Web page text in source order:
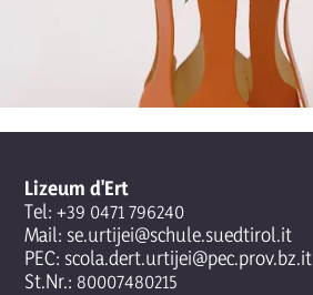
Lizeum d'Ert
Tel: +39 0471 796240
Mail: se.urtijei@schule.suedtirol.it
PEC: scola.dert.urtijei@pec.prov.bz.it
St.Nr.: 80007480215